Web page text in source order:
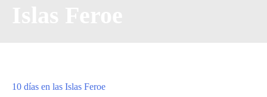
10 días en las Islas Feroe